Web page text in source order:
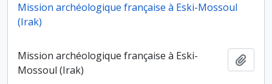
Mission archéologique française à Eski-Mossoul
(Irak)
Mission archéologique française à Eski-
Mossoul (Irak)